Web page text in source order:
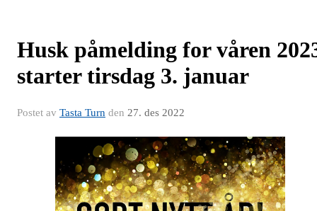
Husk påmelding for våren
starter tirsdag 3. januar
Postet av Tasta Turn den 27. des 2022